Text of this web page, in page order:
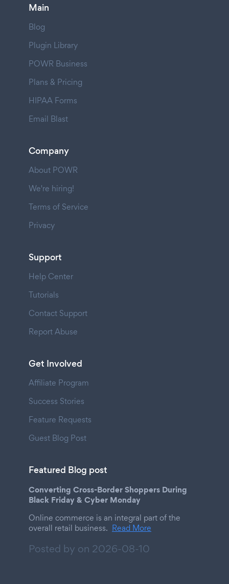
Main
Blog
Plugin Library
POWR Business
Plans & Pricing
HIPAA Forms
Email Blast
Company
About POWR
We're hiring!
Terms of Service
Privacy
Support
Help Center
Tutorials
Contact Support
Report Abuse
Get Involved
Affiliate Program
Success Stories
Feature Requests
Guest Blog Post
Featured Blog post
Converting Cross-Border Shoppers During
Black Friday & Cyber Monday
Online commerce is an integral part of the
overall retail business. Read More
Posted by on 2026-08-10